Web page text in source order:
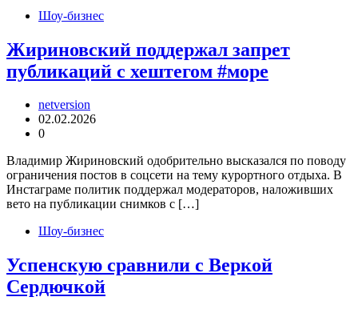
Шоу-бизнес
Жириновский поддержал запрет
публикаций с хештегом #море
netversion
02.02.2026
0
Владимир Жириновский одобрительно высказался по поводу
ограничения постов в соцсети на тему курортного отдыха. В
Инстаграме политик поддержал модераторов, наложивших
вето на публикации снимков с […]
Шоу-бизнес
Успенскую сравнили с Веркой
Сердючкой